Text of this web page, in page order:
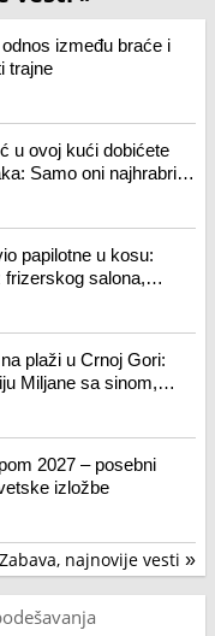
između braće i
trajne
u ovoj kući dobićete
Samo oni najhrabriji
papilotne u kosu:
salona,
plaži u Crnoj Gori:
Miljane sa sinom,
2027 – posebni
izložbe
Zabava, najnovije vesti »